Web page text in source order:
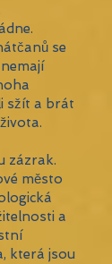
se
sžít a brát
zázrak.
město
a
která jsou